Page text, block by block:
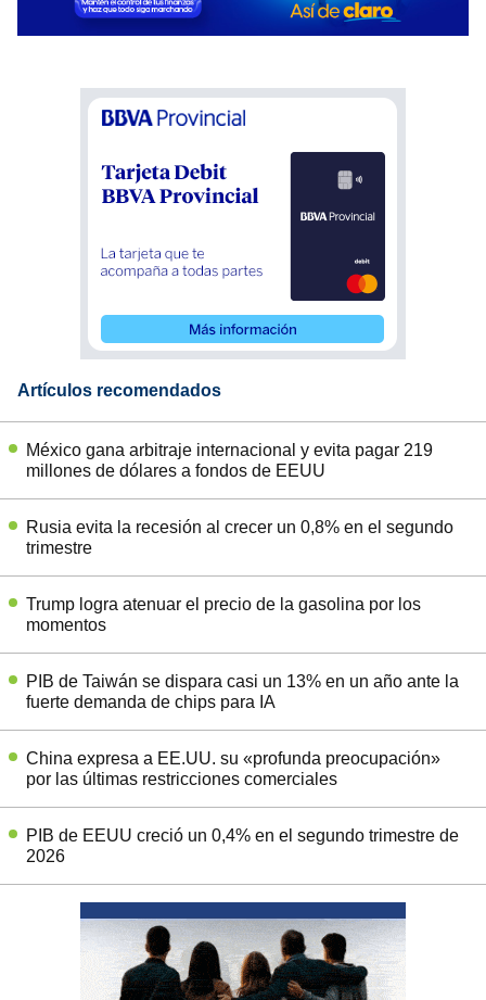
Artículos recomendados
México gana arbitraje internacional y evita pagar 219
millones de dólares a fondos de EEUU
Rusia evita la recesión al crecer un 0,8% en el segundo
trimestre
Trump logra atenuar el precio de la gasolina por los
momentos
PIB de Taiwán se dispara casi un 13% en un año ante la
fuerte demanda de chips para IA
China expresa a EE.UU. su «profunda preocupación»
por las últimas restricciones comerciales
PIB de EEUU creció un 0,4% en el segundo trimestre de
2026